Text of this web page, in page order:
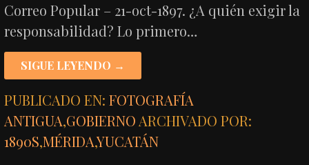
Correo Popular – 21-oct-1897. ¿A quién exigir la
responsabilidad? Lo primero…
SIGUE LEYENDO →
PUBLICADO EN:FOTOGRAFÍA
ANTIGUA,GOBIERNO ARCHIVADO POR:
1890S,MÉRIDA,YUCATÁN